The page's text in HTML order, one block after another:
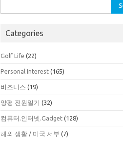
for:
Categories
Golf Life (22)
Personal Interest (165)
비즈니스 (19)
양평 전원일기 (32)
컴퓨터.인터넷.Gadget (128)
해외 생활 / 미국 서부 (7)